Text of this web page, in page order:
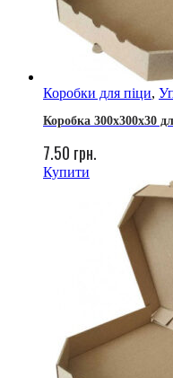
Коробки для піци,
Коробка 300х300х30
7.50 грн.
Купити